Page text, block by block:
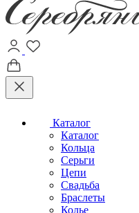
Каталог
Каталог
Кольца
Серьги
Цепи
Свадьба
Браслеты
Колье